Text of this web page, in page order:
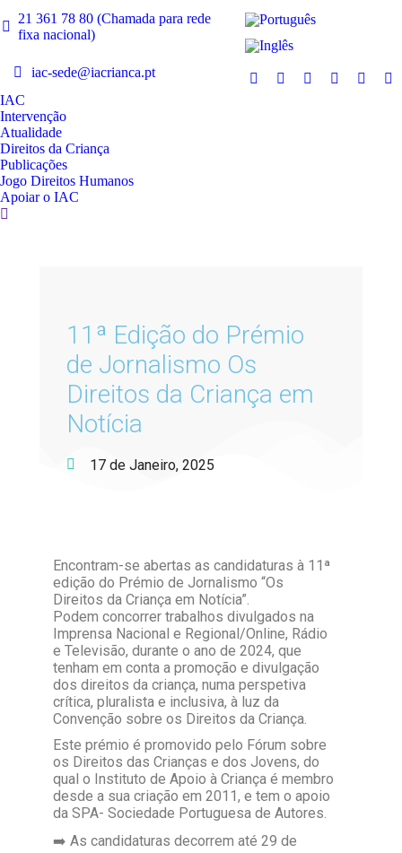
21 361 78 80 (Chamada para rede
fixa nacional)
iac-sede@iacrianca.pt
IAC
Intervenção
Atualidade
Direitos da Criança
Publicações
Jogo Direitos Humanos
Apoiar o IAC
11ª Edição do Prémio
de Jornalismo Os
Direitos da Criança em
Notícia
17 de Janeiro, 2025
Encontram-se abertas as candidaturas à 11ª
edição do Prémio de Jornalismo “Os
Direitos da Criança em Notícia”.
Podem concorrer trabalhos divulgados na
Imprensa Nacional e Regional/Online, Rádio
e Televisão, durante o ano de 2024, que
tenham em conta a promoção e divulgação
dos direitos da criança, numa perspetiva
crítica, pluralista e inclusiva, à luz da
Convenção sobre os Direitos da Criança.
Este prémio é promovido pelo Fórum sobre
os Direitos das Crianças e dos Jovens, do
qual o Instituto de Apoio à Criança é membro
desde a sua criação em 2011, e tem o apoio
da SPA- Sociedade Portuguesa de Autores.
➡️ As candidaturas decorrem até 29 de